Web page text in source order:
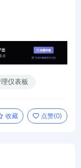
仪表板
收藏 点赞(0)